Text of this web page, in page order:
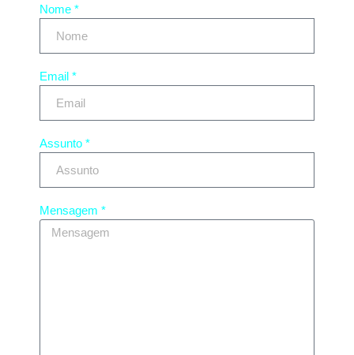
Nome *
Email *
Assunto *
Mensagem *